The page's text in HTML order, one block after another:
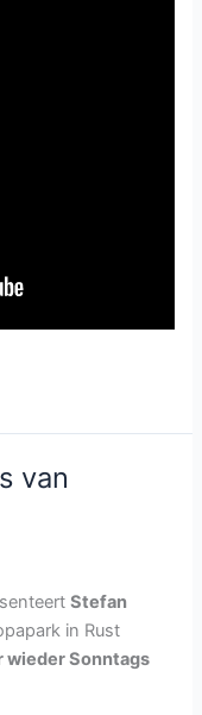
van
Stefan
in Rust
wieder Sonntags